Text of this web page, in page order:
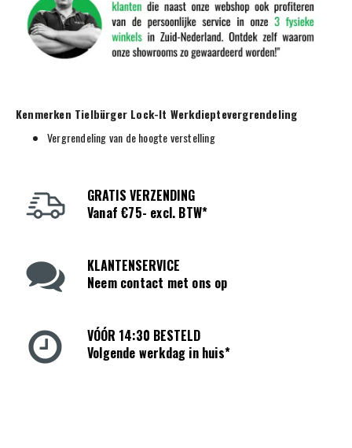
Kenmerken Tielbürger Lock-It Werkdieptevergrendeling
Vergrendeling van de hoogte verstelling
GRATIS VERZENDING
Vanaf €75- excl. BTW*
KLANTENSERVICE
Neem contact met ons op
VÓÓR 14:30 BESTELD
Volgende werkdag in huis*